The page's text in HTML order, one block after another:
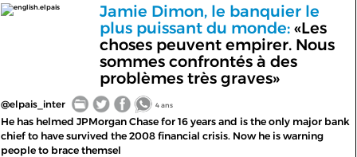
english.elpais
Jamie Dimon, le banquier le
plus puissant du monde:«Les
choses peuvent empirer. Nous
sommes confrontés à des
problèmes très graves»
@elpais_inter 4 ans
He has helmed JPMorgan Chase for 16 years and is the only major bank
chief to have survived the 2008 financial crisis. Now he is warning
people to brace themsel